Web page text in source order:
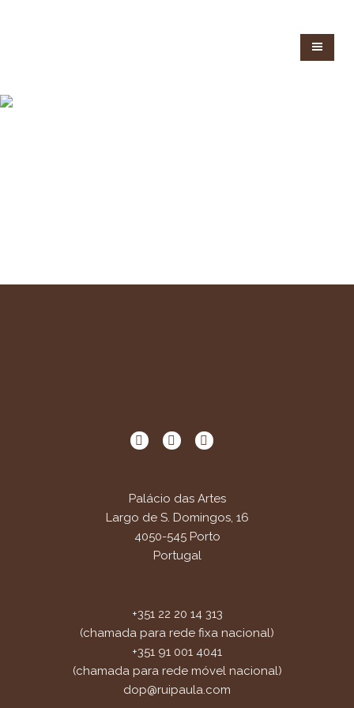
Palácio das Artes
Largo de S. Domingos, 16
4050-545 Porto
Portugal
+351 22 20 14 313
(chamada para rede fixa nacional)
+351 91 001 4041
(chamada para rede móvel nacional)
dop@ruipaula.com